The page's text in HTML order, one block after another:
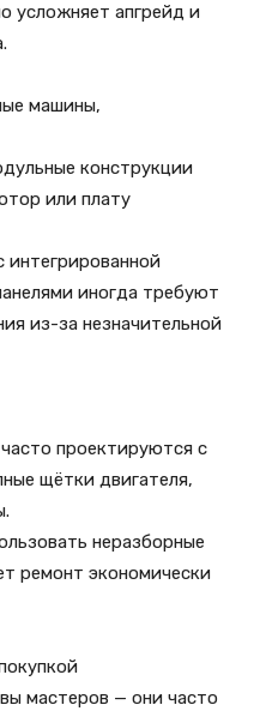
усложняет апгрейд и
машины,
конструкции
или плату
интегрированной
иногда требуют
из-за незначительной
проектируются с
щётки двигателя,
неразборные
ремонт экономически
мастеров — они часто